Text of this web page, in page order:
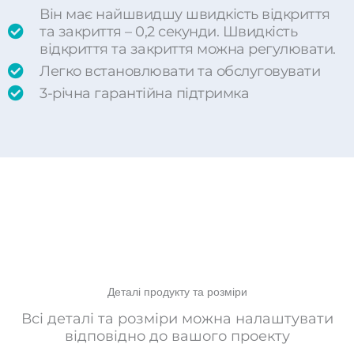
Він має найшвидшу швидкість відкриття
та закриття – 0,2 секунди. Швидкість
відкриття та закриття можна регулювати.
Легко встановлювати та обслуговувати
3-річна гарантійна підтримка
Деталі продукту та розміри
Всі деталі та розміри можна налаштувати
відповідно до вашого проекту